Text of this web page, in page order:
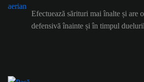
Efectuează sărituri mai înalte și are
defensivă înainte și în timpul